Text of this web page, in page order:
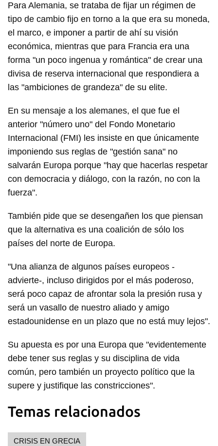
Para Alemania, se trataba de fijar un régimen de
tipo de cambio fijo en torno a la que era su moneda,
el marco, e imponer a partir de ahí su visión
económica, mientras que para Francia era una
forma "un poco ingenua y romántica" de crear una
divisa de reserva internacional que respondiera a
las "ambiciones de grandeza" de su elite.
En su mensaje a los alemanes, el que fue el
anterior "número uno" del Fondo Monetario
Internacional (FMI) les insiste en que únicamente
imponiendo sus reglas de "gestión sana" no
salvarán Europa porque "hay que hacerlas respetar
con democracia y diálogo, con la razón, no con la
fuerza".
También pide que se desengañen los que piensan
que la alternativa es una coalición de sólo los
países del norte de Europa.
"Una alianza de algunos países europeos -
advierte-, incluso dirigidos por el más poderoso,
será poco capaz de afrontar sola la presión rusa y
será un vasallo de nuestro aliado y amigo
estadounidense en un plazo que no está muy lejos".
Su apuesta es por una Europa que "evidentemente
debe tener sus reglas y su disciplina de vida
común, pero también un proyecto político que la
supere y justifique las constricciones".
Temas relacionados
CRISIS EN GRECIA